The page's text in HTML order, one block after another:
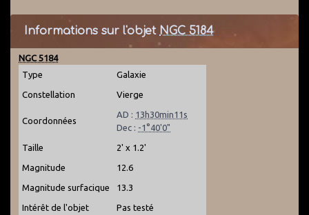
Informations sur l'objet NGC 5184
NGC 5184
Type
Galaxie
Constellation Vierge
Coordonnées
AD : 13h30min11s
Dec : -1°40'0"
Taille 2' x 1.2'
Magnitude 12.6
Magnitude surfacique 13.3
Intérêt de l'objet Pas testé